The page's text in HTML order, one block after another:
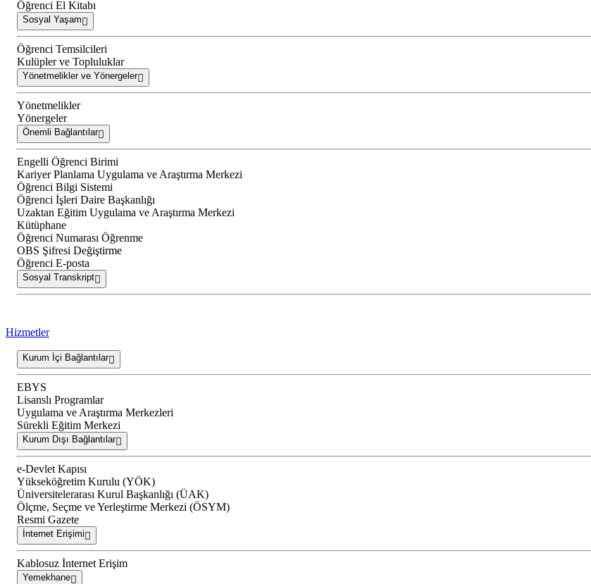
Öğrenci El Kitabı
Sosyal Yaşam
Öğrenci Temsilcileri
Kulüpler ve Topluluklar
Yönetmelikler ve Yönergeler
Yönetmelikler
Yönergeler
Önemli Bağlantılar
Engelli Öğrenci Birimi
Kariyer Planlama Uygulama ve Araştırma Merkezi
Öğrenci Bilgi Sistemi
Öğrenci İşleri Daire Başkanlığı
Uzaktan Eğitim Uygulama ve Araştırma Merkezi
Kütüphane
Öğrenci Numarası Öğrenme
OBS Şifresi Değiştirme
Öğrenci E-posta
Sosyal Transkript
Hizmetler
Kurum İçi Bağlantılar
EBYS
Lisanslı Programlar
Uygulama ve Araştırma Merkezleri
Sürekli Eğitim Merkezi
Kurum Dışı Bağlantılar
e-Devlet Kapısı
Yükseköğretim Kurulu (YÖK)
Üniversitelerarası Kurul Başkanlığı (ÜAK)
Ölçme, Seçme ve Yerleştirme Merkezi (ÖSYM)
Resmi Gazete
İnternet Erişimi
Kablosuz İnternet Erişim
Yemekhane